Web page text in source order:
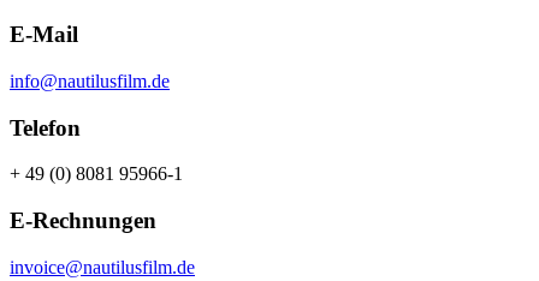
E-Mail
info@nautilusfilm.de
Telefon
+ 49 (0) 8081 95966-1
E-Rechnungen
invoice@nautilusfilm.de